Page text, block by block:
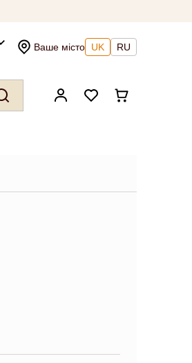
Ваше місто UK RU